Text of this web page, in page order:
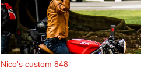
Nico's custom 848